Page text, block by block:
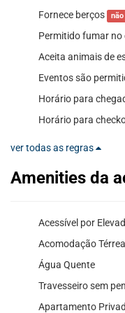
Fornece berços não
Permitido fumar
Aceita animais de
Eventos são
Horário para
Horário para
ver todas as regras
Amenities da
Acessível por
Acomodação Térrea
Água Quente
Travesseiro sem
Apartamento